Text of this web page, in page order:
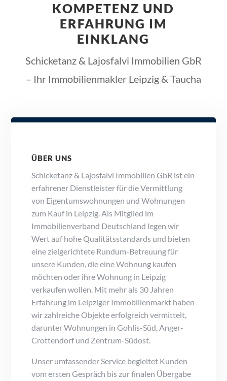
KOMPETENZ UND
ERFAHRUNG IM
EINKLANG
Schicketanz & Lajosfalvi Immobilien GbR
– Ihr Immobilienmakler Leipzig & Taucha
ÜBER UNS
Schicketanz & Lajosfalvi Immobilien GbR ist ein
erfahrener Dienstleister für die Vermittlung
von Eigentumswohnungen und Wohnungen
zum Kauf in Leipzig. Als Mitglied im
Immobilienverband Deutschland legen wir
Wert auf hohe Qualitätsstandards und bieten
eine zielgerichtete Rundum-Betreuung für
unsere Kunden, die eine Wohnung kaufen
möchten oder ihre Wohnung in Leipzig
verkaufen wollen. Mit mehr als 30 Jahren
Erfahrung im Leipziger Immobilienmarkt haben
wir zahlreiche Objekte erfolgreich vermittelt,
darunter Wohnungen in Gohlis-Süd, Anger-
Crottendorf und Zentrum-Südost.
Unser umfassender Service begleitet Kunden
vom ersten Gespräch bis zur finalen Übergabe